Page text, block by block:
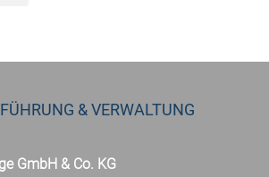
& VERWALTUNG
GmbH & Co. KG